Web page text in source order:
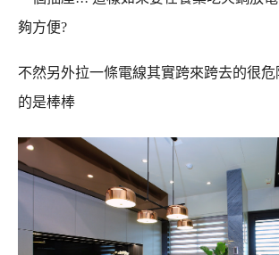
夠方便?
不然另外拉一條電線其實跨來跨去的很
的是棒棒